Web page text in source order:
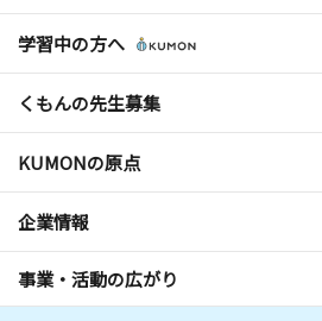
学習中の方へ
くもんの先生募集
KUMONの原点
企業情報
事業・活動の広がり